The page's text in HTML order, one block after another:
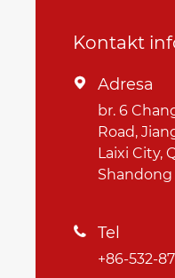
Kontakt
 Adresa
br. 6
Road,
Laixi City,
Shandong
 Tel
+86-532-